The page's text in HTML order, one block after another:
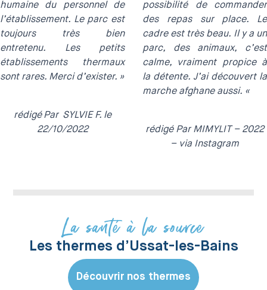
humaine du personnel de
l’établissement. Le parc est
toujours très bien
entretenu. Les petits
établissements thermaux
sont rares. Merci d’exister. »
rédigéPar SYLVIE F. le
22/10/2022
possibilité de commander
des repas sur place. Le
cadre est très beau. Il y a un
parc, des animaux, c’est
calme, vraiment propice à
la détente. J’ai découvert la
marche afghane aussi. «
rédigé Par MIMYLIT – 2022
– via Instagram
La santé à la source
Les thermes d’Ussat-les-Bains
Découvrir nos thermes